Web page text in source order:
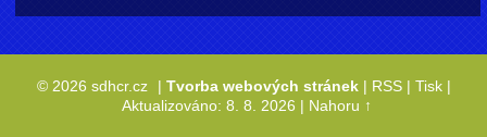
© 2026 sdhcr.cz | Tvorba webových stránek| RSS| Tisk|
Aktualizováno: 8. 8. 2026 | Nahoru ↑